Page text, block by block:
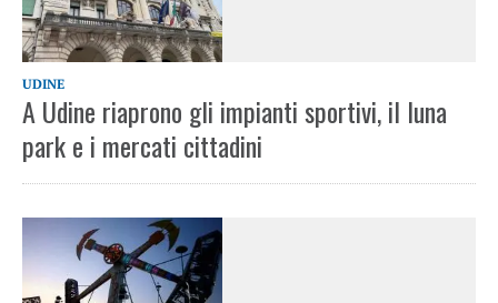
UDINE
A Udine riaprono gli impianti sportivi, il luna
park e i mercati cittadini